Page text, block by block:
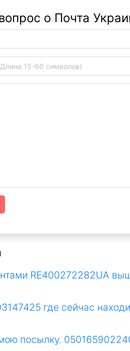
о Почта
RE400272282UA
где сейчас
посылку.